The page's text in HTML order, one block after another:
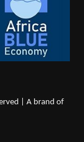
| A brand of